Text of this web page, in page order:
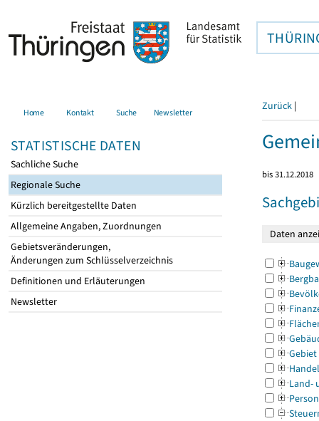
Home Kontakt Suche Newsletter
STATISTISCHE DATEN
Sachliche Suche
Regionale Suche
Kürzlich bereitgestellte Daten
Allgemeine Angaben, Zuordnungen
Gebietsveränderungen,
Änderungen zum Schlüsselverzeichnis
Definitionen und Erläuterungen
Newsletter
Zurück |
bis 31.12.2018
Gebiet
Land-